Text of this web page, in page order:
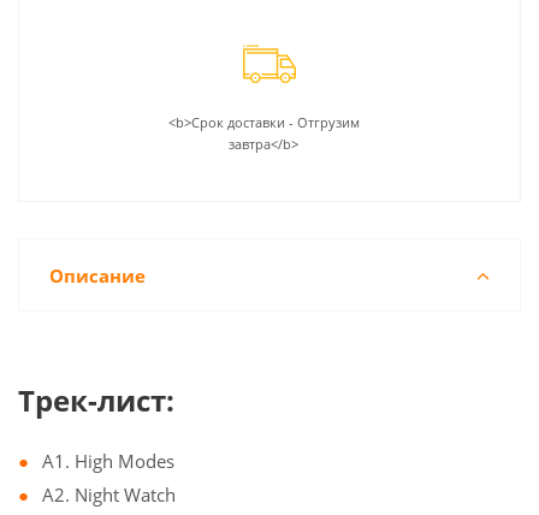
<b>Срок доставки - Отгрузим
завтра</b>
Описание
Трек-лист:
A1. High Modes
A2. Night Watch